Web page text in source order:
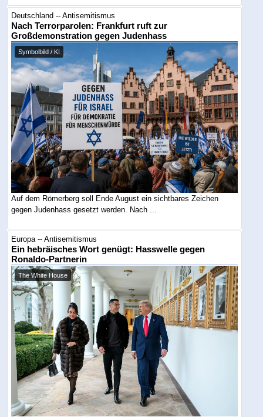
Deutschland -- Antisemitismus
Nach Terrorparolen: Frankfurt ruft zur
Großdemonstration gegen Judenhass
Symbolbild / KI
Auf dem Römerberg soll Ende August ein sichtbares Zeichen
gegen Judenhass gesetzt werden. Nach ...
Europa -- Antisemitismus
Ein hebräisches Wort genügt: Hasswelle gegen
Ronaldo-Partnerin
The White House